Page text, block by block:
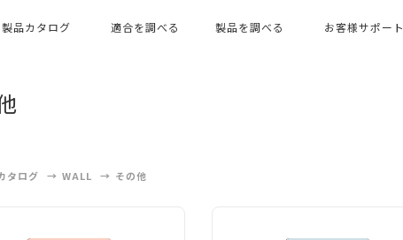
製品カタログ 適合を調べる 製品を調べる お客様サポート
タログ WALL その他